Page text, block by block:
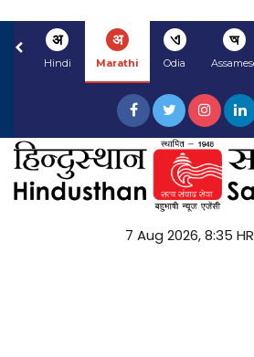
अ
Hindi
अ
Marathi
ଏ
Odia
অ
7 Aug 2026, 8:35